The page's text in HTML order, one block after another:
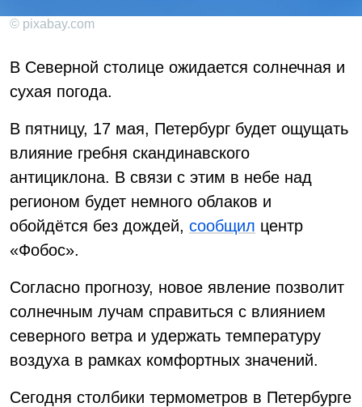
© pixabay.com
В Северной столице ожидается солнечная и
сухая погода.
В пятницу, 17 мая, Петербург будет ощущать
влияние гребня скандинавского
антициклона. В связи с этим в небе над
регионом будет немного облаков и
обойдётся без дождей, сообщил центр
«Фобос».
Согласно прогнозу, новое явление позволит
солнечным лучам справиться с влиянием
северного ветра и удержать температуру
воздуха в рамках комфортных значений.
Сегодня столбики термометров в Петербурге